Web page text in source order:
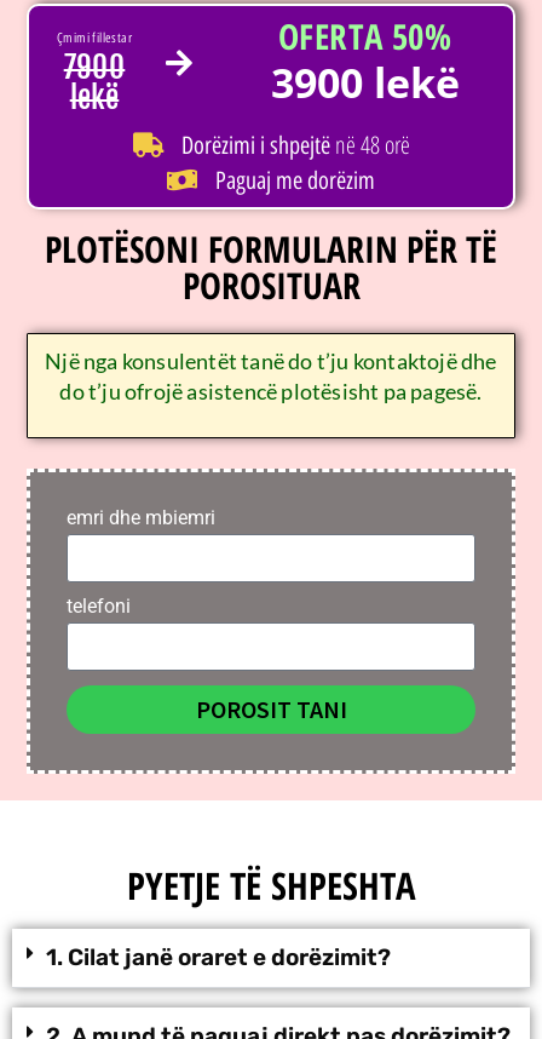
Çmimi fillestar
7900
lekë
OFERTA 50%
3900 lekë
Dorëzimi i shpejtënë 48 orë
Paguaj me dorëzim
PLOTËSONI FORMULARIN PËR TË
POROSITUAR
Një nga konsulentët tanë do t’ju kontaktojë dhe
do t’ju ofrojë asistencë plotësisht pa pagesë.
emri dhe mbiemri
telefoni
POROSIT TANI
PYETJE TË SHPESHTA
1. Cilat janë oraret e dorëzimit?